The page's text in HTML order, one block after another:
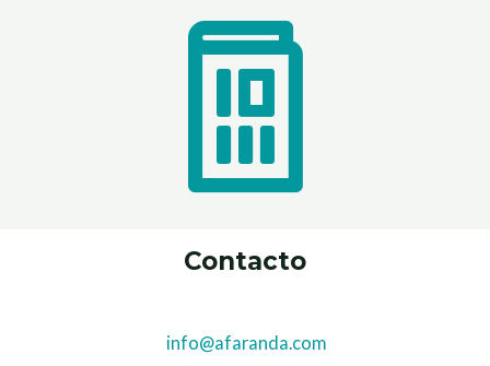
Contacto
info@afaranda.com